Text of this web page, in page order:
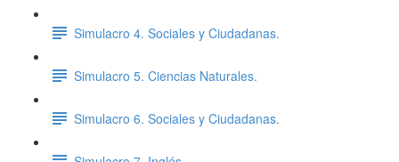
Simulacro 4. Sociales y Ciudadanas.
Simulacro 5. Ciencias Naturales.
Simulacro 6. Sociales y Ciudadanas.